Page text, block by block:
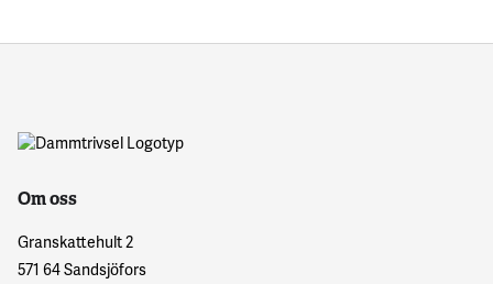
Om oss
Granskattehult 2
571 64 Sandsjöfors